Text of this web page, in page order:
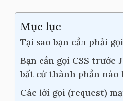
Mục lục
Tại sao bạn cần phải
Bạn cần gọi CSS trước
bất cứ thành phần nào
Các lời gọi (request)